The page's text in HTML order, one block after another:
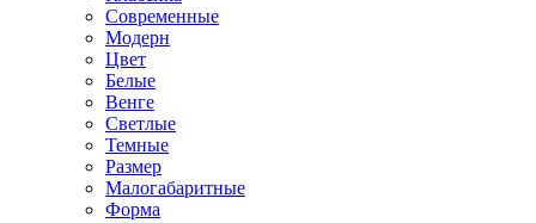
Современные
Модерн
Цвет
Белые
Венге
Светлые
Темные
Размер
Малогабаритные
Форма